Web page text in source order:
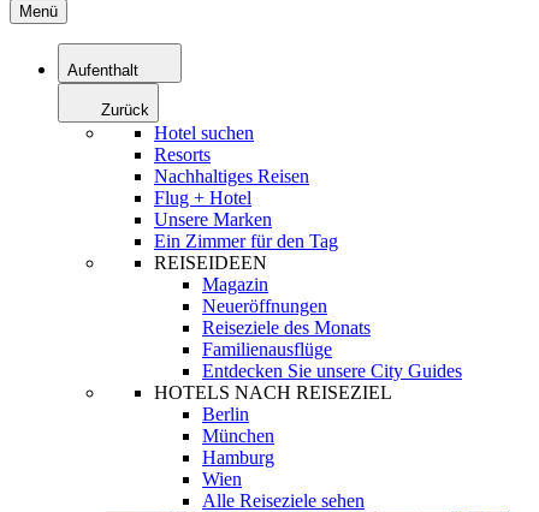
Menü
Aufenthalt
Zurück
Hotel suchen
Resorts
Nachhaltiges Reisen
Flug + Hotel
Unsere Marken
Ein Zimmer für den Tag
REISEIDEEN
Magazin
Neueröffnungen
Reiseziele des Monats
Familienausflüge
Entdecken Sie unsere City Guides
HOTELS NACH REISEZIEL
Berlin
München
Hamburg
Wien
Alle Reiseziele sehen